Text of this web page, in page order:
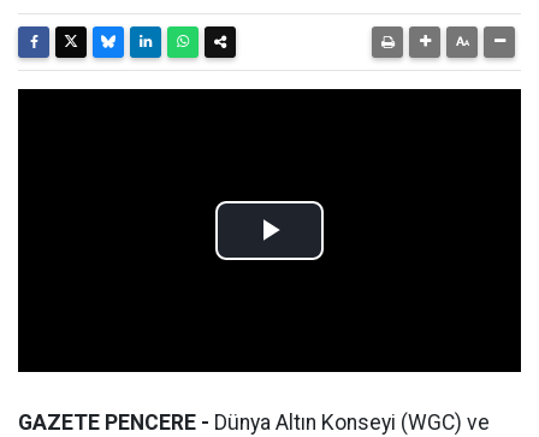
GAZETE PENCERE - Dünya Altın Konseyi (WGC) ve